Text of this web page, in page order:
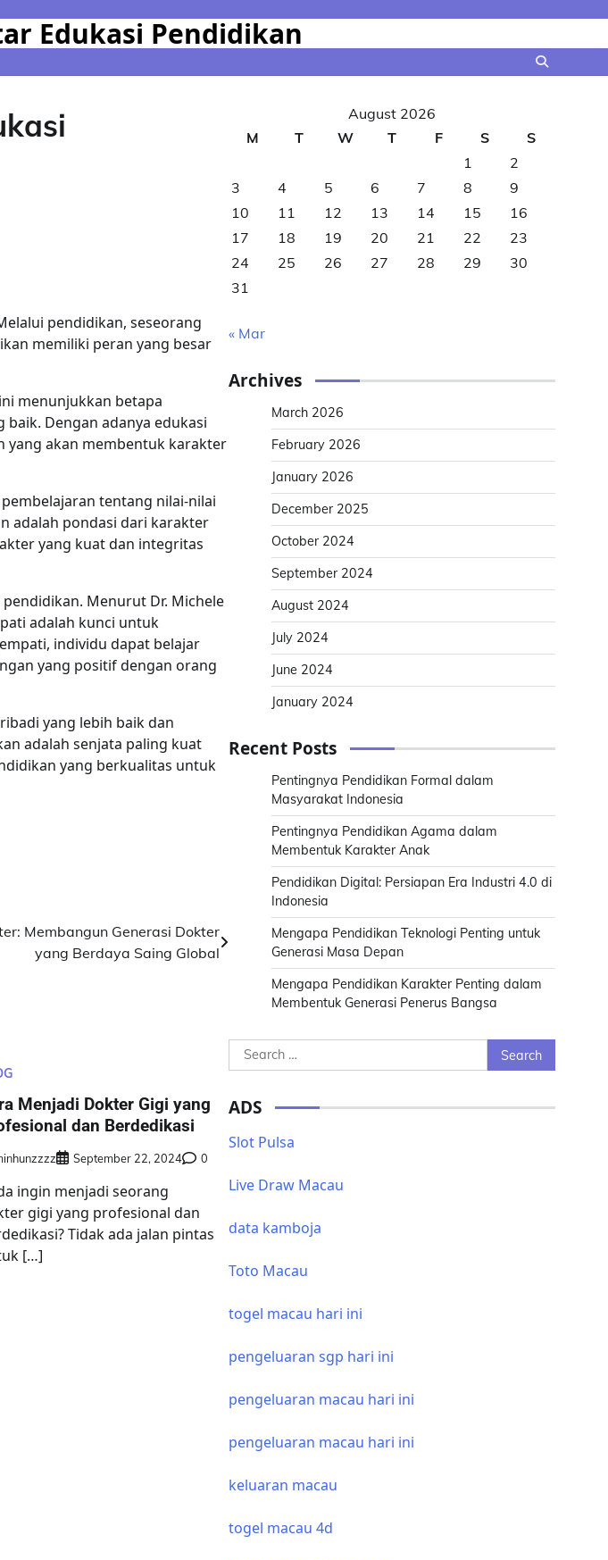
Edukasi Pendidikan
pendidikan, seseorang
memiliki peran yang besar
menunjukkan betapa
Dengan adanya edukasi
yang akan membentuk karakter
tentang nilai-nilai
adalah pondasi dari karakter
yang kuat dan integritas
Menurut Dr. Michele
adalah kunci untuk
individu dapat belajar
yang positif dengan orang
yang lebih baik dan
adalah senjata paling kuat
yang berkualitas untuk
Membangun Generasi Dokter
yang Berdaya Saing Global
Menjadi Dokter Gigi yang
dan Berdedikasi
September 22, 2024 0
ingin menjadi seorang
gigi yang profesional dan
Tidak ada jalan pintas
[…]
August 2026
M
T W T F S
S
1
2
3
4 5 6 7 8
9
10
11 12 13 14 15
16
17
18 19 20 21 22
23
24
25 26 27 28 29
30
31
« Mar
Archives
March 2026
February 2026
January 2026
December 2025
October 2024
September 2024
August 2024
July 2024
June 2024
January 2024
Recent Posts
Pentingnya Pendidikan Formal dalam
Masyarakat Indonesia
Pentingnya Pendidikan Agama dalam
Membentuk Karakter Anak
Pendidikan Digital: Persiapan Era Industri 4.0 di
Indonesia
Mengapa Pendidikan Teknologi Penting untuk
Generasi Masa Depan
Mengapa Pendidikan Karakter Penting dalam
Membentuk Generasi Penerus Bangsa
Search
for:
ADS
Slot Pulsa
Live Draw Macau
data kamboja
Toto Macau
togel macau hari ini
pengeluaran sgp hari ini
pengeluaran macau hari ini
pengeluaran macau hari ini
keluaran macau
togel macau 4d